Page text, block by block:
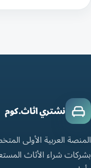
نشتري اثاث.كوم
المنصة العربية الأولى
بشركات شراء الأثاث